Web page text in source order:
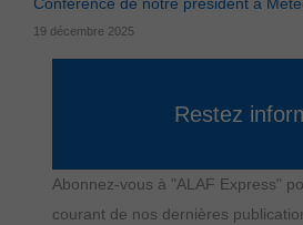
Conférence de notre président à
19 décembre 2025
Restez
Abonnez-vous à "ALAF Express"
courant de nos dernières